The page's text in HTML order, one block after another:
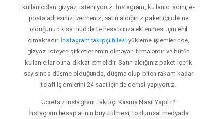
kullanıcıdan gizyazı istemiyoruz. İnstagram, kullanıcı adını, e-
posta adresinizi vermeniz, satın aldığınız paket içinde ne
olduğunun kısa müddette hesabınıza eklenmesi için ehil
olmaktadır. İnstagram takipçi hilesiyükleme işlemlerinde,
gizyazı isteyen şirketler emin olmayan firmalardır ve bütün
kullanıcılar buna dikkat etmelidir. Satın aldığınız paket içerik
sayısında düşme olduğunda, düşme olup biten rakam kadar
telafi işlemlerini 24 saat içinde derhal yapıyoruz.
Ücretsiz Instagram Takipçi Kasma Nasıl Yapılır?
İnstagram hesaplarının büyütülmesi, toplumsal medyada